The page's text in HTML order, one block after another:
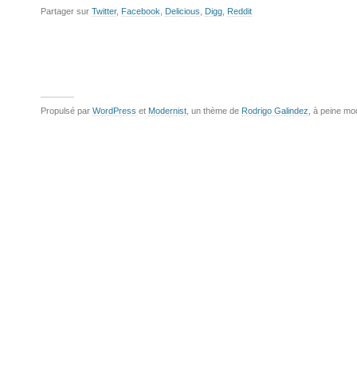
Partager sur Twitter, Facebook Delicious Digg Reddit
Propulsé par WordPress et Modernist , un thème de Rodrigo Galindez , à peine